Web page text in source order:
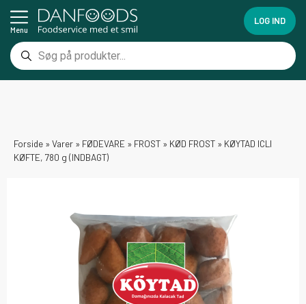
Menu
LOG IND
Forside » Varer » FØDEVARE » FROST » KØD FROST » KØYTAD ICLI
KØFTE, 780 g (INDBAGT)